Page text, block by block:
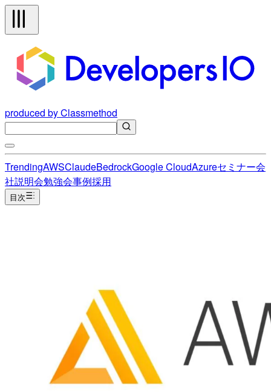
produced by Classmethod
TrendingAWSClaudeBedrockGoogle CloudAzureセミナー会
社説明会勉強会事例採用
目次